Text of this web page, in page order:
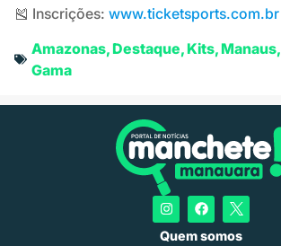
🎽 Inscrições: www.ticketsports.com.br
Amazonas,Destaque,Kits,Manaus,
Gama
Quem somos